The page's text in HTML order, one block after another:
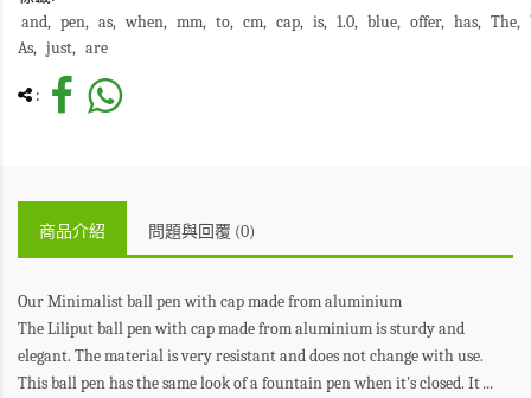
and
pen as when mm to cm cap is 1.0 blue offer has The
As
just are
:
商品介紹 問題與回覆 (0)
Our Minimalist ball pen with cap made from aluminium
The Liliput ball pen with cap made from aluminium is sturdy and
elegant. The material is very resistant and does not change with use.
This ball pen has the same look of a fountain pen when it's closed. It...